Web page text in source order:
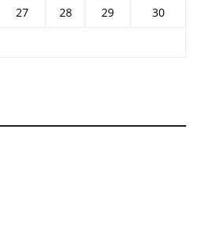
27 28 29
30